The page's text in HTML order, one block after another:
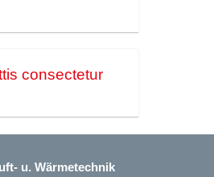
consectetur
u. Wärmetechnik